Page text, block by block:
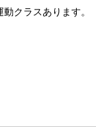
クラスあります。